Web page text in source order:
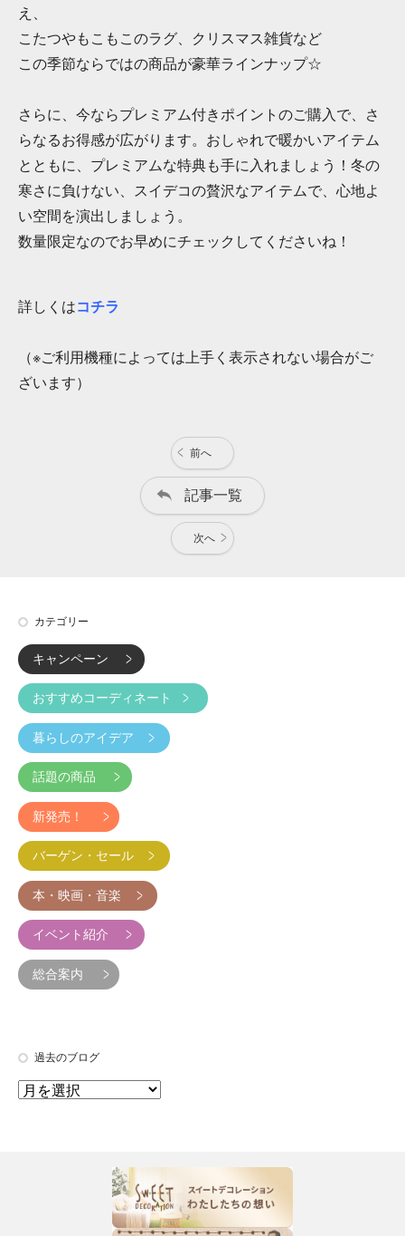
え、
こたつやもこもこのラグ、クリスマス雑貨など
この季節ならではの商品が豪華ラインナップ☆
さらに、今ならプレミアム付きポイントのご購入で、さ
らなるお得感が広がります。おしゃれで暖かいアイテム
とともに、プレミアムな特典も手に入れましょう！冬の
寒さに負けない、スイデコの贅沢なアイテムで、心地よ
い空間を演出しましょう。
数量限定なのでお早めにチェックしてくださいね！
詳しくはコチラ
（※ご利用機種によっては上手く表示されない場合がご
ざいます）
前へ
記事一覧
次へ
カテゴリー
キャンペーン
おすすめコーディネート
暮らしのアイデア
話題の商品
新発売！
バーゲン・セール
本・映画・音楽
イベント紹介
総合案内
過去のブログ